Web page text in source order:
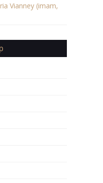
Vianney (imam,